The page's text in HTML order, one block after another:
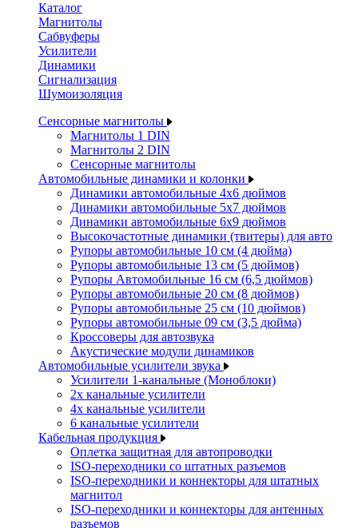
Каталог
Магнитолы
Сабвуферы
Усилители
Динамики
Сигнализация
Шумоизоляция
Сенсорные магнитолы
Магнитолы 1 DIN
Магнитолы 2 DIN
Сенсорные магнитолы
Автомобильные динамики и колонки
Динамики автомобильные 4x6 дюймов
Динамики автомобильные 5x7 дюймов
Динамики автомобильные 6x9 дюймов
Высокочастотные динамики (твитеры) для авто
Рупоры автомобильные 10 см (4 дюйма)
Рупоры автомобильные 13 см (5 дюймов)
Рупоры Автомобильные 16 см (6,5 дюймов)
Рупоры автомобильные 20 см (8 дюймов)
Рупоры автомобильные 25 см (10 дюймов)
Рупоры автомобильные 09 см (3,5 дюйма)
Кроссоверы для автозвука
Акустические модули динамиков
Автомобильные усилители звука
Усилители 1-канальные (Моноблоки)
2х канальные усилители
4х канальные усилители
6 канальные усилители
Кабельная продукция
Оплетка защитная для автопроводки
ISO-переходники со штатных разъемов
ISO-переходники и коннекторы для штатных
магнитол
ISO-переходники и коннекторы для антенных
разъемов